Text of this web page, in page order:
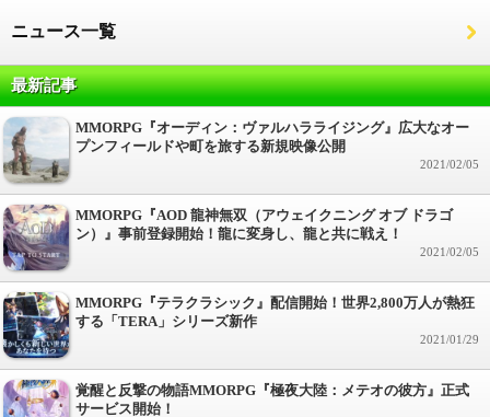
ニュース一覧
最新記事
MMORPG『オーディン：ヴァルハラライジング』広大なオー
プンフィールドや町を旅する新規映像公開
2021/02/05
MMORPG『AOD 龍神無双（アウェイクニング オブ ドラゴ
ン）』事前登録開始！龍に変身し、龍と共に戦え！
2021/02/05
MMORPG『テラクラシック』配信開始！世界2,800万人が熱狂
する「TERA」シリーズ新作
2021/01/29
覚醒と反撃の物語MMORPG『極夜大陸：メテオの彼方』正式
サービス開始！